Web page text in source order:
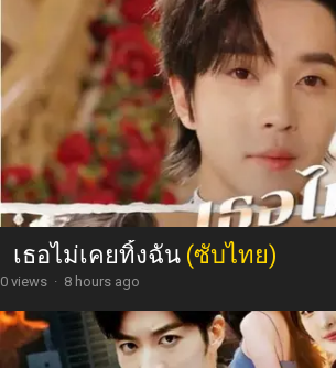
เธอไม่เคยทิ้งฉัน (ซับไทย)
0 views · 8 hours ago